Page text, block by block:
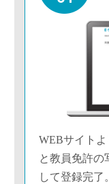
WEBサイト
と教員免許の
して登録完了。